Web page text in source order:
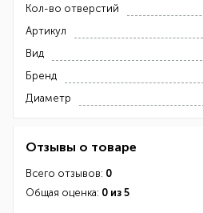
Кол-во отверстий
Артикул
Вид
Бренд
Диаметр
Отзывы о товаре
Всего отзывов: 0
Общая оценка: 0 из 5